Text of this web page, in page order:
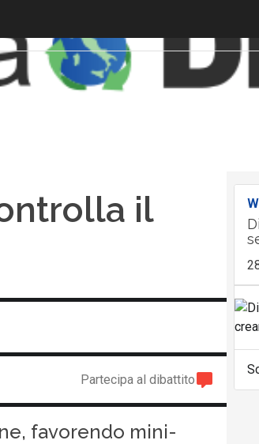
il
Partecipa al dibattito
favorendo mini-